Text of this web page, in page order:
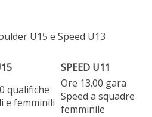
U15 e Speed U13
SPEED U11
qualifiche
e femminili
Ore 13.00 gara
Speed a squadre
femminile